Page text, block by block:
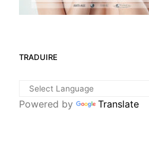
TRADUIRE
Powered by Translate